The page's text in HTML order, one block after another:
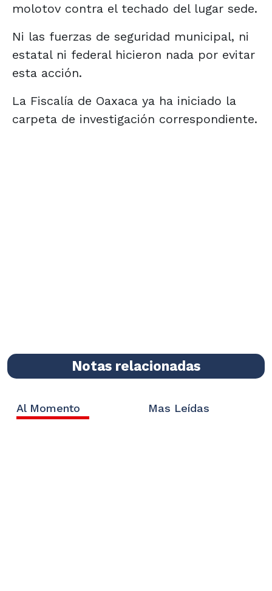
molotov contra el techado del lugar sede.
Ni las fuerzas de seguridad municipal, ni
estatal ni federal hicieron nada por evitar
esta acción.
La Fiscalía de Oaxaca ya ha iniciado la
carpeta de investigación correspondiente.
Notas relacionadas
Al Momento Mas Leídas